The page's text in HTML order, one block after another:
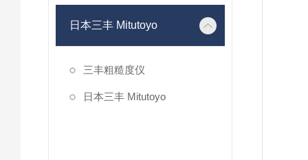
日本三丰 Mitutoyo
三丰粗糙度仪
日本三丰 Mitutoyo